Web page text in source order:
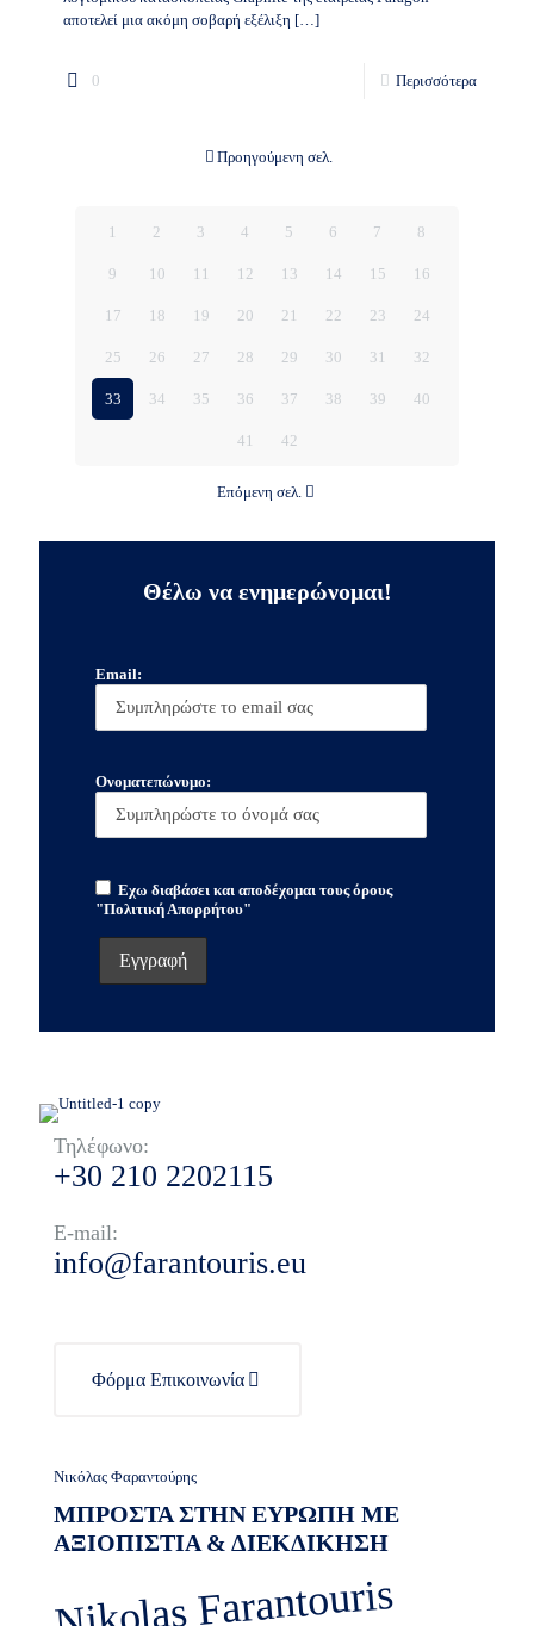
αποτελεί μια ακόμη σοβαρή εξέλιξη […]
0 Περισσότερα
Προηγούμενη σελ.
1 2 3 4 5 6 7 8
9 10 11 12 13 14 15 16
17 18 19 20 21 22 23 24
25 26 27 28 29 30 31 32
33 34 35 36 37 38 39 40
41 42
Επόμενη σελ.
Θέλω να ενημερώνομαι!
Email:
Ονοματεπώνυμο:
Εχω διαβάσει και αποδέχομαι τους όρους
"Πολιτική Απορρήτου"
Τηλέφωνο:
+30 210 2202115
E-mail:
info@farantouris.eu
Φόρμα Επικοινωνία
Νικόλας Φαραντούρης
ΜΠΡΟΣΤΑ ΣΤΗΝ ΕΥΡΩΠΗ ΜΕ
ΑΞΙΟΠΙΣΤΙΑ & ΔΙΕΚΔΙΚΗΣΗ
Nikolas Farantouris